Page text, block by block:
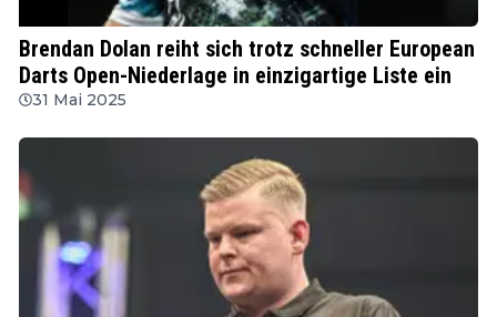
Brendan Dolan reiht sich trotz schneller European
Darts Open-Niederlage in einzigartige Liste ein
31 Mai 2025